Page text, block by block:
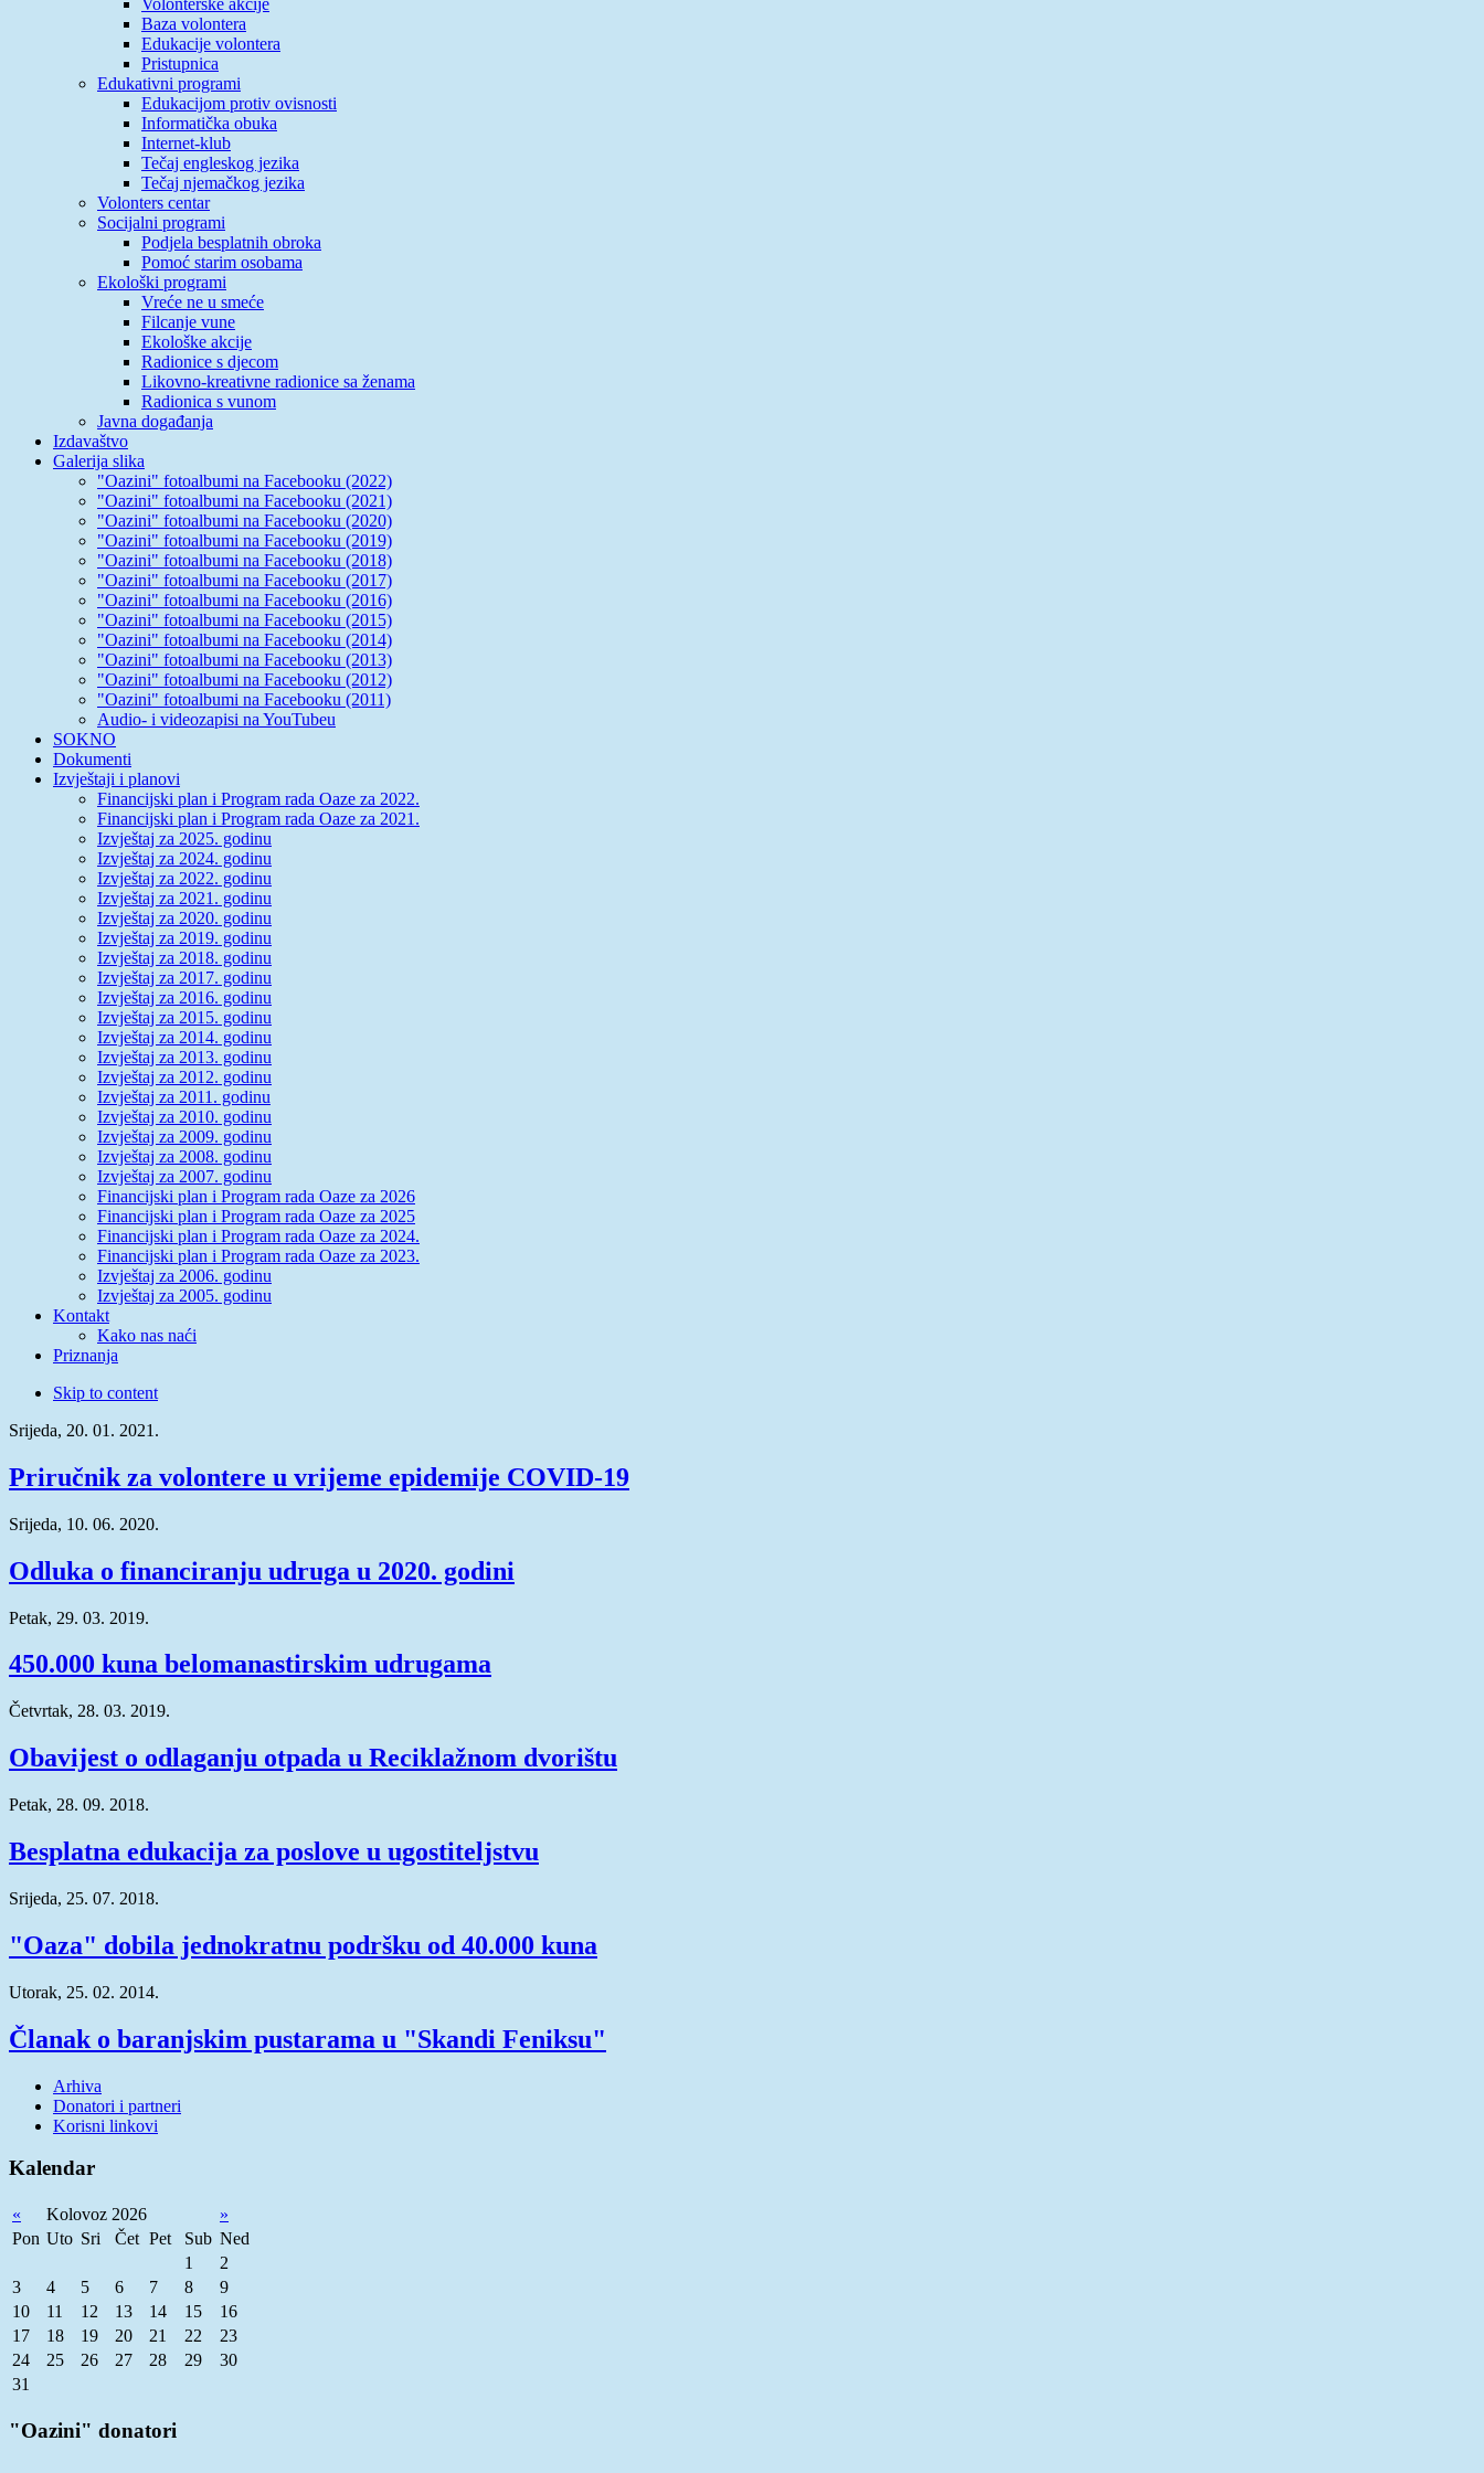
Baza volontera
Edukacije volontera
Pristupnica
Edukativni programi
Edukacijom protiv ovisnosti
Informatička obuka
Internet-klub
Tečaj engleskog jezika
Tečaj njemačkog jezika
Volonters centar
Socijalni programi
Podjela besplatnih obroka
Pomoć starim osobama
Ekološki programi
Vreće ne u smeće
Filcanje vune
Ekološke akcije
Radionice s djecom
Likovno-kreativne radionice sa ženama
Radionica s vunom
Javna događanja
Izdavaštvo
Galerija slika
"Oazini" fotoalbumi na Facebooku (2022)
"Oazini" fotoalbumi na Facebooku (2021)
"Oazini" fotoalbumi na Facebooku (2020)
"Oazini" fotoalbumi na Facebooku (2019)
"Oazini" fotoalbumi na Facebooku (2018)
"Oazini" fotoalbumi na Facebooku (2017)
"Oazini" fotoalbumi na Facebooku (2016)
"Oazini" fotoalbumi na Facebooku (2015)
"Oazini" fotoalbumi na Facebooku (2014)
"Oazini" fotoalbumi na Facebooku (2013)
"Oazini" fotoalbumi na Facebooku (2012)
"Oazini" fotoalbumi na Facebooku (2011)
Audio- i videozapisi na YouTubeu
SOKNO
Dokumenti
Izvještaji i planovi
Financijski plan i Program rada Oaze za 2022.
Financijski plan i Program rada Oaze za 2021.
Izvještaj za 2025. godinu
Izvještaj za 2024. godinu
Izvještaj za 2022. godinu
Izvještaj za 2021. godinu
Izvještaj za 2020. godinu
Izvještaj za 2019. godinu
Izvještaj za 2018. godinu
Izvještaj za 2017. godinu
Izvještaj za 2016. godinu
Izvještaj za 2015. godinu
Izvještaj za 2014. godinu
Izvještaj za 2013. godinu
Izvještaj za 2012. godinu
Izvještaj za 2011. godinu
Izvještaj za 2010. godinu
Izvještaj za 2009. godinu
Izvještaj za 2008. godinu
Izvještaj za 2007. godinu
Financijski plan i Program rada Oaze za 2026
Financijski plan i Program rada Oaze za 2025
Financijski plan i Program rada Oaze za 2024.
Financijski plan i Program rada Oaze za 2023.
Izvještaj za 2006. godinu
Izvještaj za 2005. godinu
Kontakt
Kako nas naći
Priznanja
Skip to content
Srijeda, 20. 01. 2021.
Priručnik za volontere u vrijeme epidemije COVID-19
Srijeda, 10. 06. 2020.
Odluka o financiranju udruga u 2020. godini
Petak, 29. 03. 2019.
450.000 kuna belomanastirskim udrugama
Četvrtak, 28. 03. 2019.
Obavijest o odlaganju otpada u Reciklažnom dvorištu
Petak, 28. 09. 2018.
Besplatna edukacija za poslove u ugostiteljstvu
Srijeda, 25. 07. 2018.
"Oaza" dobila jednokratnu podršku od 40.000 kuna
Utorak, 25. 02. 2014.
Članak o baranjskim pustarama u "Skandi Feniksu"
Arhiva
Donatori i partneri
Korisni linkovi
Kalendar
« Kolovoz 2026
»
Pon Uto Sri Čet Pet Sub Ned
1
2
3
4 5 6 7 8
9
10
11 12 13 14 15
16
17
18 19 20 21 22
23
24
25 26 27 28 29
30
31
"Oazini" donatori